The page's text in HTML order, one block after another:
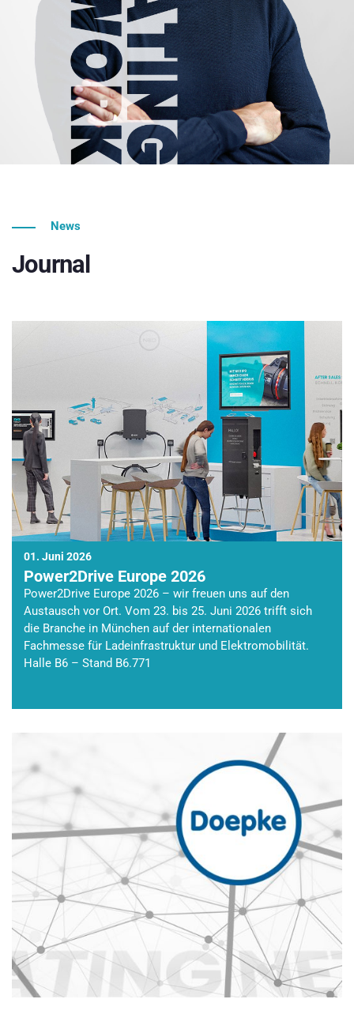
News
Journal
01. Juni 2026
Power2Drive Europe 2026
Power2Drive Europe 2026 – wir freuen uns auf den
Austausch vor Ort. Vom 23. bis 25. Juni 2026 trifft sich
die Branche in München auf der internationalen
Fachmesse für Ladeinfrastruktur und Elektromobilität.
Halle B6 – Stand B6.771